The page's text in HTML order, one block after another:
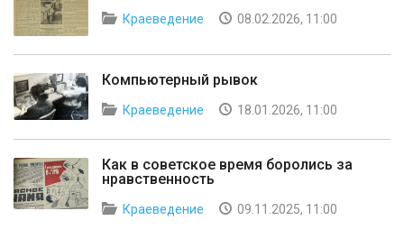
Краеведение 08.02.2026, 11:00
Компьютерный рывок
Краеведение 18.01.2026, 11:00
Как в советское время боролись за
нравственность
Краеведение 09.11.2025, 11:00